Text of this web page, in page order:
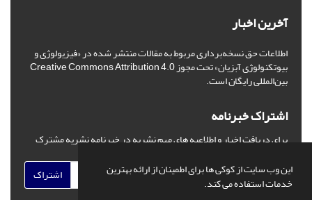
این وب سایت از کوکی ها برای اطمینان از ارائه بهترین
خدمات استفاده می کند.
آخرین اخبار
اطلاعات حق نسخه‌برداری مربوط به مقالات منتشر شده در «فیزیولوژی و
بیوتکنولوژی آبزیان» تحت مجوز Creative Commons Attribution 4.0
بین‌المللی رایگان است.
اشتراک خبرنامه
برای دریافت اخبار و اطلاعیه های مهم نشریه در خبرنامه نشریه مشترک
اشتراک